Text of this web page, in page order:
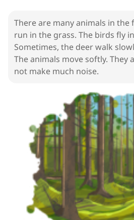
There are many animals in the
run in the grass. The birds fly
Sometimes, the deer walk
The animals move softly. They
not make much noise.